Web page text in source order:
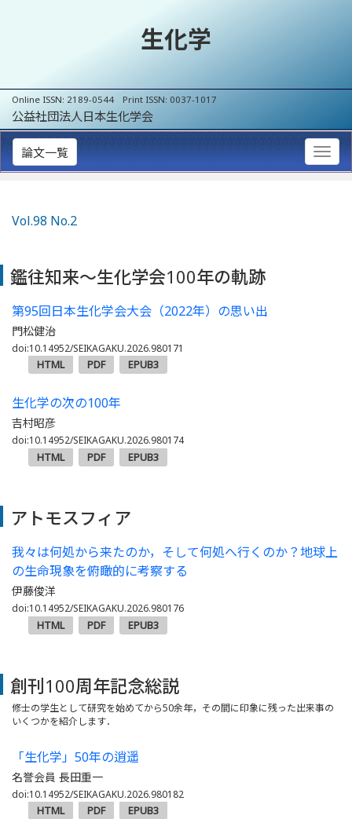
生化学
Online ISSN: 2189-0544 Print ISSN: 0037-1017
公益社団法人日本生化学会
論文一覧
Vol.98 No.2
鑑往知来～生化学会100年の軌跡
第95回日本生化学会大会（2022年）の思い出
門松健治
doi:10.14952/SEIKAGAKU.2026.980171
HTML PDF EPUB3
生化学の次の100年
吉村昭彦
doi:10.14952/SEIKAGAKU.2026.980174
HTML PDF EPUB3
アトモスフィア
我々は何処から来たのか，そして何処へ行くのか？地球上
の生命現象を俯瞰的に考察する
伊藤俊洋
doi:10.14952/SEIKAGAKU.2026.980176
HTML PDF EPUB3
創刊100周年記念総説
修士の学生として研究を始めてから50余年，その間に印象に残った出来事の
いくつかを紹介します．
「生化学」50年の逍遥
名誉会員 長田重一
doi:10.14952/SEIKAGAKU.2026.980182
HTML PDF EPUB3